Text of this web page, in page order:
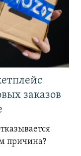
заказов
причина?